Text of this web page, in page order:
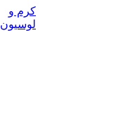
کرم و
لوسیون